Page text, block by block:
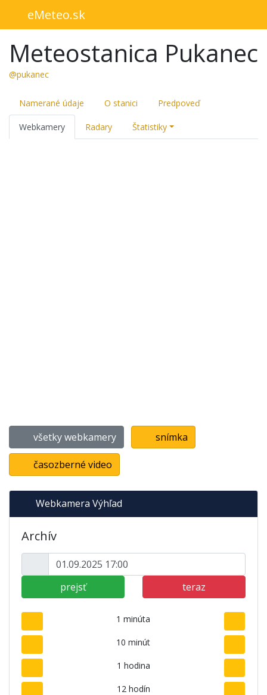
eMeteo.sk
Meteostanica Pukanec
@pukanec
Namerané údaje O stanici Predpoveď
Webkamery Radary Štatistiky
všetky webkamery snímka
časozberné video
Webkamera Výhľad
Archív
prejsť teraz
1 minúta
10 minút
1 hodina
12 hodín